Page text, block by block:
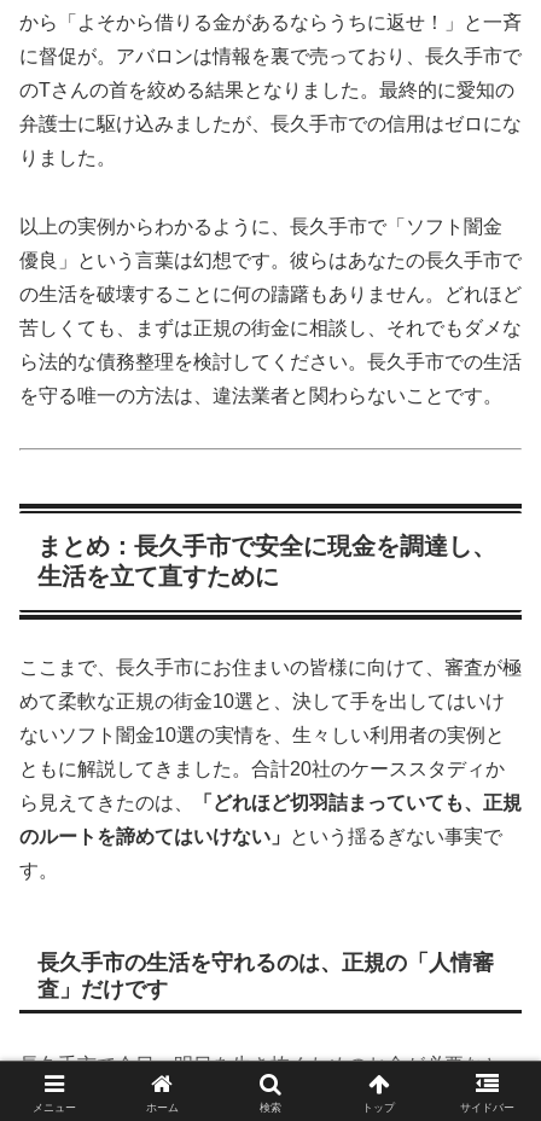
から「よそから借りる金があるならうちに返せ！」と一斉
に督促が。アバロンは情報を裏で売っており、長久手市で
のTさんの首を絞める結果となりました。最終的に愛知の
弁護士に駆け込みましたが、長久手市での信用はゼロにな
りました。
以上の実例からわかるように、長久手市で「ソフト闇金
優良」という言葉は幻想です。彼らはあなたの長久手市で
の生活を破壊することに何の躊躇もありません。どれほど
苦しくても、まずは正規の街金に相談し、それでもダメな
ら法的な債務整理を検討してください。長久手市での生活
を守る唯一の方法は、違法業者と関わらないことです。
まとめ：長久手市で安全に現金を調達し、
生活を立て直すために
ここまで、長久手市にお住まいの皆様に向けて、審査が極
めて柔軟な正規の街金10選と、決して手を出してはいけ
ないソフト闇金10選の実情を、生々しい利用者の実例と
ともに解説してきました。合計20社のケーススタディか
ら見えてきたのは、
「どれほど切羽詰まっていても、正規
のルートを諦めてはいけない」
という揺るぎない事実で
す。
長久手市の生活を守れるのは、正規の「人情審
査」だけです
長久手市で今日、明日を生き抜くためのお金が必要なと
き、人は冷静な判断力を失い、つい「即日・無審査」とい
メニュー ホーム 検索 トップ サイドバー